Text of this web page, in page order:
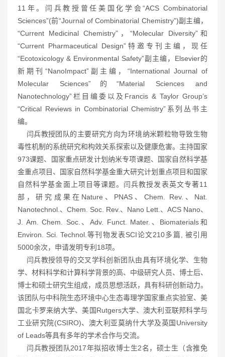
11年。闫兵教授曾任美国化学会“ACS Combinatorial
Sciences”(前“Journal of Combinatorial Chemistry”)副主编，
“Current Medicinal Chemistry”，“Molecular Diversity”和
“Current Pharmaceutical Design”特邀专刊主编，现任
“Ecotoxicology & Environmental Safety”副主编，Elsevier的
新期刊“NanoImpact”副主编，“International Journal of
Molecular Sciences”的“Material Sciences and
Nanotechnology”栏目编委以及Francis & Taylor Group’s
“Critical Reviews in Combinatorial Chemistry”系列丛书主
编。
闫兵教授团队的主要研究方向为环境纳米颗粒物导致生物
毒性机制的系统研究和构效关系探索以及健康危害。主持国家
973课题、国家重点研发计划纳米专项课题、国家自然科学基
金重点项目、国家自然科学基金重大研究计划重点项目和国家
自然科学基金面上项目等课题。闫兵教授发表英文专著11
部，研究成果在Nature、PNAS、Chem. Rev.、Nat.
Nanotechnol.、Chem. Soc. Rev.、Nano Lett.、ACS Nano、
J. Am. Chem. Soc.、Adv. Funct. Mater.、Biomaterials和
Environ. Sci. Technol.等刊物发表SCI论文210多篇, 被引用
5000余次，申请发明专利18项。
闫兵教授领导的交叉学科创新团队由具有环境化学、生物
学、材料科学和计算科学背景的高、中级研究人员、博士后、
博士和硕士研究生组成，成员思想活跃，具有科研创新动力。
该团队与中科院生态环境中心生态毒理学国家重点实验室、美
国北卡罗来纳大学、美国Rutgers大学、澳大利亚联邦科学与
工业研究院(CSIRO)、澳大利亚莫纳什大学及英国University
of Leads等具有多年的学术合作与交流。
闫兵教授团队2017年拟招收博士生2名，硕士生（含推免